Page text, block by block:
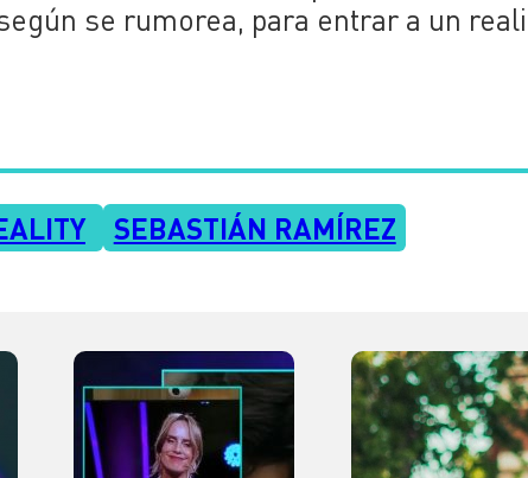
se rumorea, para entrar a un
SEBASTIÁN RAMÍREZ